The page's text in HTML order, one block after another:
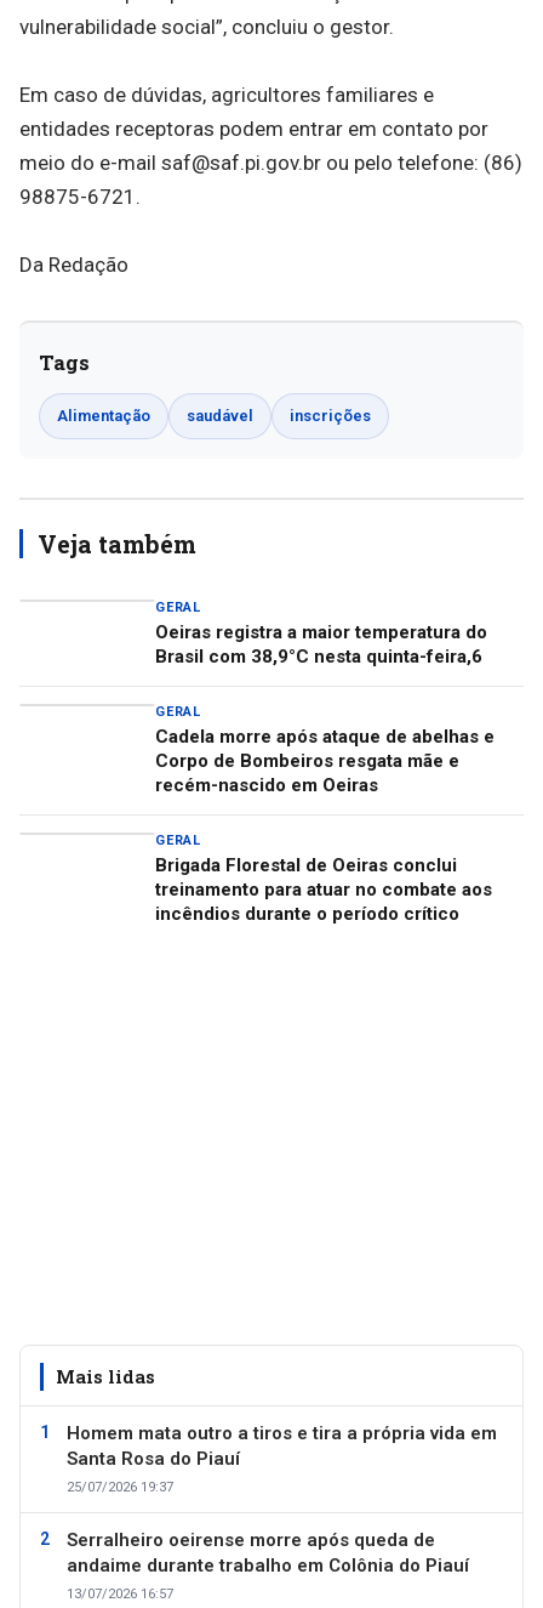
vulnerabilidade social”, concluiu o gestor.
Em caso de dúvidas, agricultores familiares e
entidades receptoras podem entrar em contato por
meio do e-mail saf@saf.pi.gov.br ou pelo telefone: (86)
98875-6721.
Da Redação
Tags
Alimentação saudável inscrições
Veja também
GERAL
Oeiras registra a maior temperatura do
Brasil com 38,9°C nesta quinta-feira,6
GERAL
Cadela morre após ataque de abelhas e
Corpo de Bombeiros resgata mãe e
recém-nascido em Oeiras
GERAL
Brigada Florestal de Oeiras conclui
treinamento para atuar no combate aos
incêndios durante o período crítico
Mais lidas
Homem mata outro a tiros e tira a própria vida em
Santa Rosa do Piauí
25/07/2026 19:37
Serralheiro oeirense morre após queda de
andaime durante trabalho em Colônia do Piauí
13/07/2026 16:57